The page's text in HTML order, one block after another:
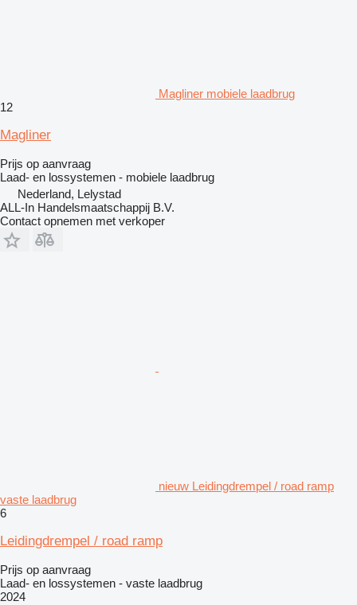
Magliner mobiele laadbrug
12
Magliner
Prijs op aanvraag
Laad- en lossystemen - mobiele laadbrug
Nederland, Lelystad
ALL-In Handelsmaatschappij B.V.
Contact opnemen met verkoper
nieuw Leidingdrempel / road ramp
vaste laadbrug
6
Leidingdrempel / road ramp
Prijs op aanvraag
Laad- en lossystemen - vaste laadbrug
2024